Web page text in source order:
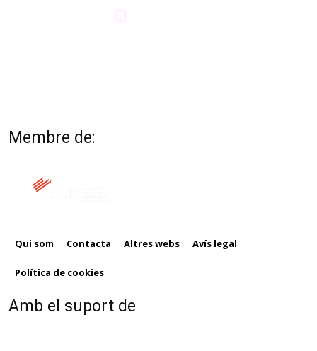
Membre de:
Qui som Contacta Altres webs Avís legal
Política de cookies
Amb el suport de